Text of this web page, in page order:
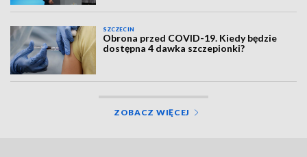
SZCZECIN
Obrona przed COVID-19. Kiedy będzie
dostępna 4 dawka szczepionki?
ZOBACZ WIĘCEJ